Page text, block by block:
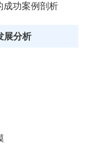
成功案例剖析
展分析